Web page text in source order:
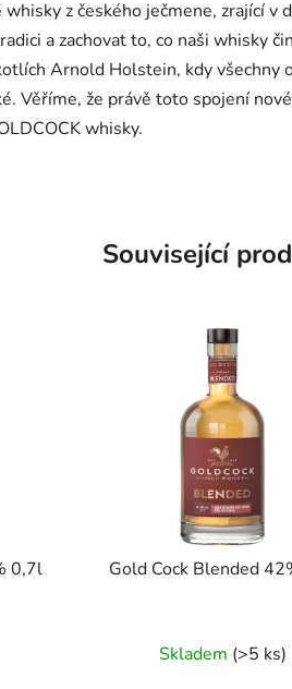
z českého ječmene, zrající v
a zachovat to, co naši whisky
Arnold Holstein, kdy všechny
Věříme, že právě toto spojení
whisky.
Související
0,7l Gold Cock Blended
Skladem (>5 ks)